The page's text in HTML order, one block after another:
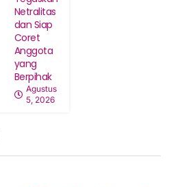
Netralitas
dan Siap
Coret
Anggota
yang
Berpihak
Agustus
5, 2026